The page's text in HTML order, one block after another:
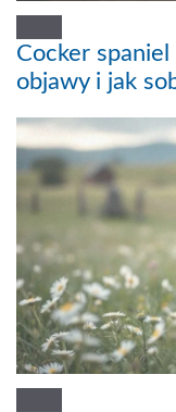
Cocker
objawy i jak